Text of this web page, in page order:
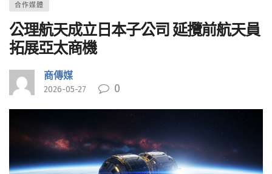
合作媒體
公理航天成立日本子公司 延攬前航天員
拓展亞太商機
商傳媒
2026-05-27 0